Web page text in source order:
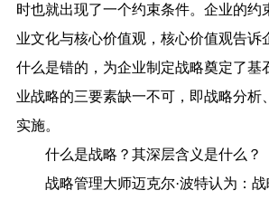
时也就出现了一个约束条件。企业的约
业文化与核心价值观，核心价值观告诉
什么是错的，为企业制定战略奠定了基
业战略的三要素缺一不可，即战略分析
实施。
什么是战略？其深层含义是什么？
战略管理大师迈克尔·波特认为：战